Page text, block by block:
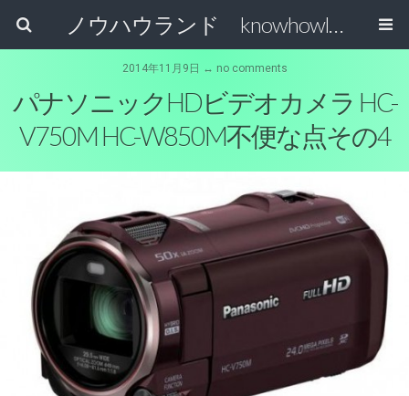
ノウハウランド knowhowland
2014年11月9日 ↔ no comments
パナソニックHDビデオカメラ HC-
V750M HC-W850M不便な点その4